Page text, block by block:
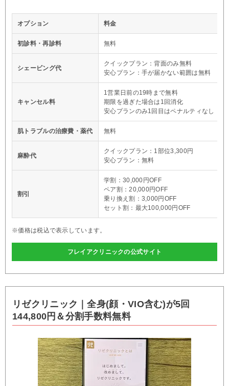
オプション 料金
初診料・再診料 無料
シェービング代
クイックプラン：背面のみ無料
安心プラン：手が届かない範囲は無料
キャンセル料
1営業日前の19時まで無料
期限を過ぎた場合は1回消化
安心プランのみ1回目はペナルティなし
肌トラブルの治療費・薬代 無料
麻酔代
クイックプラン：1部位3,300円
安心プラン：無料
割引
学割：30,000円OFF
ペア割：20,000円OFF
乗り換え割：3,000円OFF
セット割：最大100,000円OFF
※価格は税込で表示しています。
フレイアクリニックの公式サイト
リゼクリニック｜全身(顔・VIO含む)が5回
144,800円＆分割手数料無料